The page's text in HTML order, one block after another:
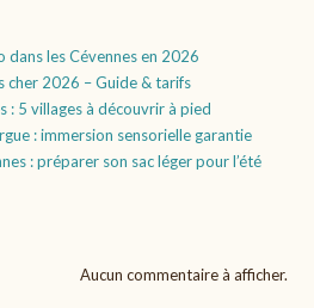
dans les Cévennes en 2026
cher 2026 – Guide & tarifs
: 5 villages à découvrir à pied
: immersion sensorielle garantie
: préparer son sac léger pour l’été
Aucun commentaire à afficher.